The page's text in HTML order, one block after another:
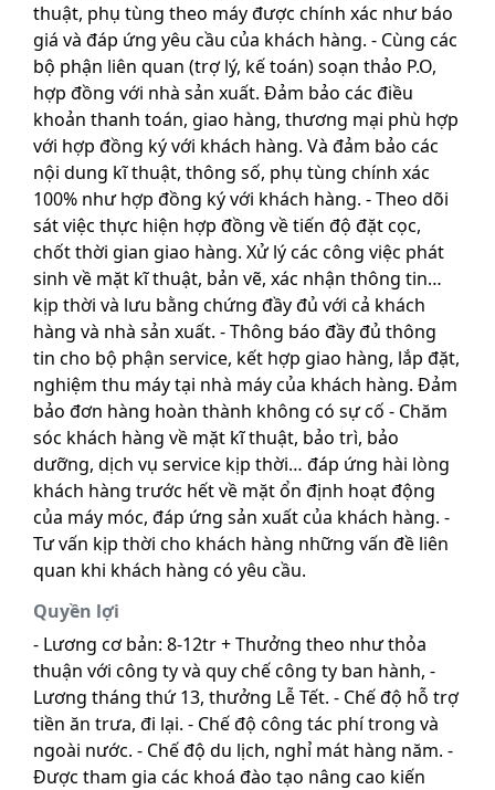
thuật, phụ tùng theo máy được chính xác như báo
giá và đáp ứng yêu cầu của khách hàng. - Cùng các
bộ phận liên quan (trợ lý, kế toán) soạn thảo P.O,
hợp đồng với nhà sản xuất. Đảm bảo các điều
khoản thanh toán, giao hàng, thương mại phù hợp
với hợp đồng ký với khách hàng. Và đảm bảo các
nội dung kĩ thuật, thông số, phụ tùng chính xác
100% như hợp đồng ký với khách hàng. - Theo dõi
sát việc thực hiện hợp đồng về tiến độ đặt cọc,
chốt thời gian giao hàng. Xử lý các công việc phát
sinh về mặt kĩ thuật, bản vẽ, xác nhận thông tin…
kịp thời và lưu bằng chứng đầy đủ với cả khách
hàng và nhà sản xuất. - Thông báo đầy đủ thông
tin cho bộ phận service, kết hợp giao hàng, lắp đặt,
nghiệm thu máy tại nhà máy của khách hàng. Đảm
bảo đơn hàng hoàn thành không có sự cố - Chăm
sóc khách hàng về mặt kĩ thuật, bảo trì, bảo
dưỡng, dịch vụ service kịp thời… đáp ứng hài lòng
khách hàng trước hết về mặt ổn định hoạt động
của máy móc, đáp ứng sản xuất của khách hàng. -
Tư vấn kịp thời cho khách hàng những vấn đề liên
quan khi khách hàng có yêu cầu.
Quyền lợi
- Lương cơ bản: 8-12tr + Thưởng theo như thỏa
thuận với công ty và quy chế công ty ban hành, -
Lương tháng thứ 13, thưởng Lễ Tết. - Chế độ hỗ trợ
tiền ăn trưa, đi lại. - Chế độ công tác phí trong và
ngoài nước. - Chế độ du lịch, nghỉ mát hàng năm. -
Được tham gia các khoá đào tạo nâng cao kiến